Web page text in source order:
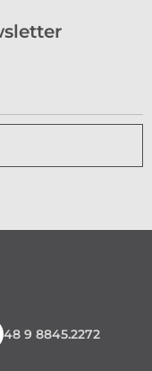
48 9 8845.2272